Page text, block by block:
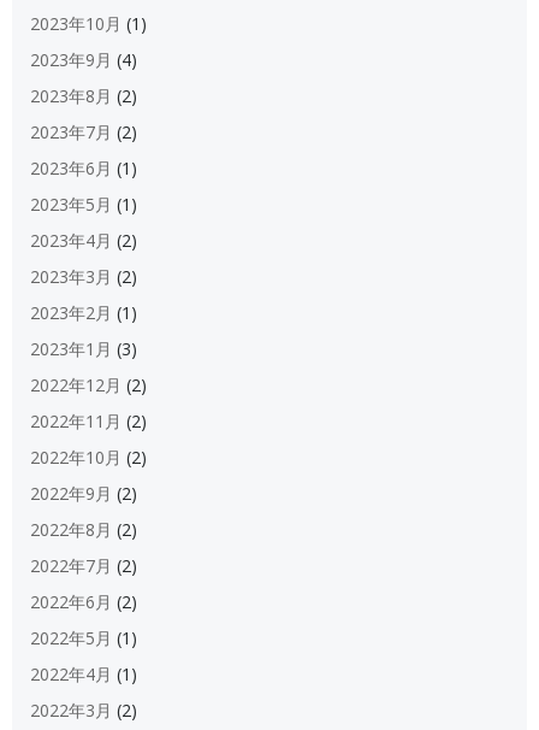
2023年10月 (1)
2023年9月 (4)
2023年8月 (2)
2023年7月 (2)
2023年6月 (1)
2023年5月 (1)
2023年4月 (2)
2023年3月 (2)
2023年2月 (1)
2023年1月 (3)
2022年12月 (2)
2022年11月 (2)
2022年10月 (2)
2022年9月 (2)
2022年8月 (2)
2022年7月 (2)
2022年6月 (2)
2022年5月 (1)
2022年4月 (1)
2022年3月 (2)